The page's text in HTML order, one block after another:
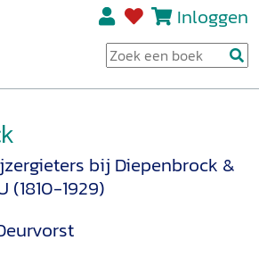
Inloggen
bij Diepenbrock &
(1810-1929)